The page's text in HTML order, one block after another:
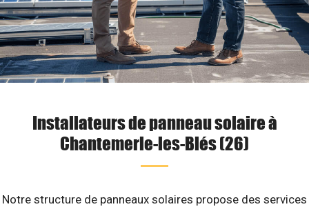
Installateurs de panneau solaire à
Chantemerle-les-Blés (26)
Notre structure de panneaux solaires propose des services